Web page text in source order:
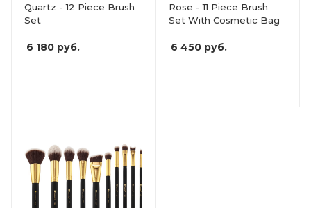
Quartz - 12 Piece Brush
Set
6 180 руб.
Rose - 11 Piece Brush
Set With Cosmetic Bag
6 450руб.